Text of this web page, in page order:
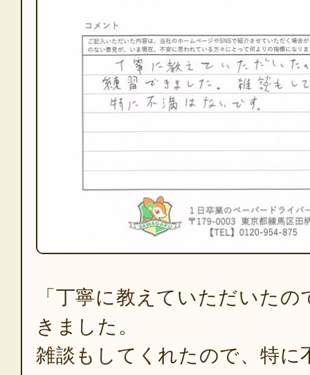
「丁寧に教えていただいた
きました。
雑談もしてくれたので、特に